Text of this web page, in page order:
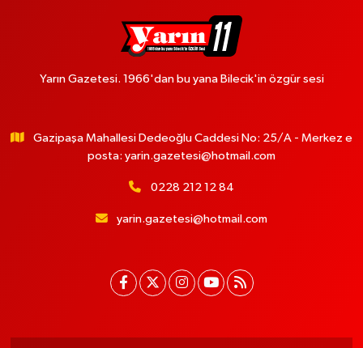
Yarın Gazetesi. 1966'dan bu yana Bilecik'in özgür sesi
Gazipaşa Mahallesi Dedeoğlu Caddesi No: 25/A - Merkez e
posta: yarin.gazetesi@hotmail.com
0228 212 12 84
yarin.gazetesi@hotmail.com